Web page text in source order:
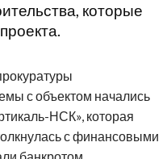
которые
с объектом начались
НСК», которая
с финансовыми